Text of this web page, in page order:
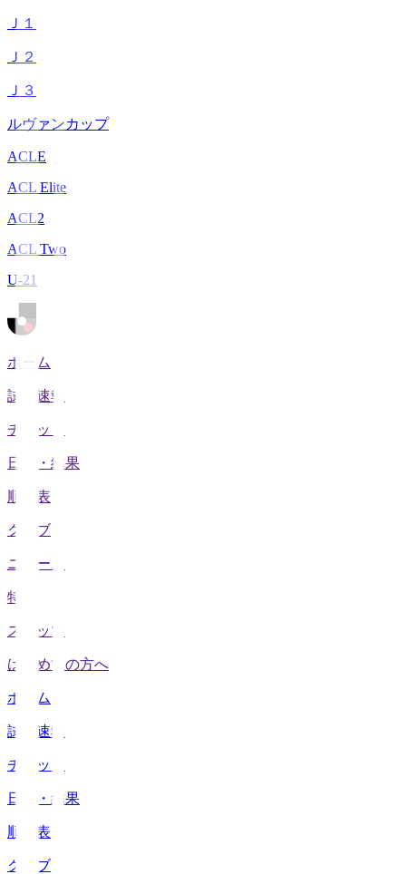
Ｊ１
Ｊ２
Ｊ３
ルヴァンカップ
ACLE
ACL Elite
ACL2
ACL Two
U-21
ホーム
試合速報
チケット
日程・結果
順位表
クラブ
ニュース
特集
スタッツ
はじめての方へ
ホーム
試合速報
チケット
日程・結果
順位表
クラブ